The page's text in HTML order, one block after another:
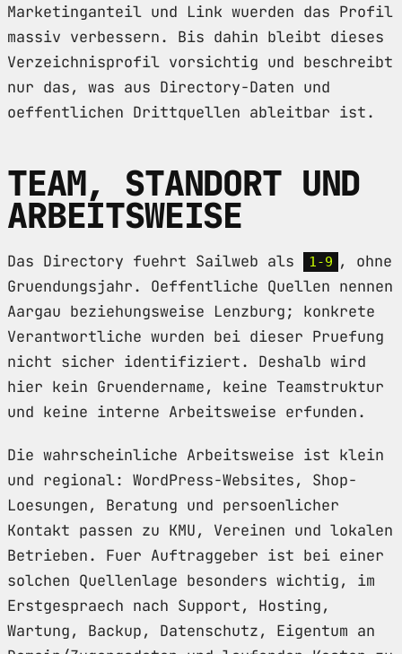
Marketinganteil und Link wuerden das Profil
massiv verbessern. Bis dahin bleibt dieses
Verzeichnisprofil vorsichtig und beschreibt
nur das, was aus Directory-Daten und
oeffentlichen Drittquellen ableitbar ist.
TEAM, STANDORT UND
ARBEITSWEISE
Das Directory fuehrt Sailweb als 1-9 , ohne
Gruendungsjahr. Oeffentliche Quellen nennen
Aargau beziehungsweise Lenzburg; konkrete
Verantwortliche wurden bei dieser Pruefung
nicht sicher identifiziert. Deshalb wird
hier kein Gruendername, keine Teamstruktur
und keine interne Arbeitsweise erfunden.
Die wahrscheinliche Arbeitsweise ist klein
und regional: WordPress-Websites, Shop-
Loesungen, Beratung und persoenlicher
Kontakt passen zu KMU, Vereinen und lokalen
Betrieben. Fuer Auftraggeber ist bei einer
solchen Quellenlage besonders wichtig, im
Erstgespraech nach Support, Hosting,
Wartung, Backup, Datenschutz, Eigentum an